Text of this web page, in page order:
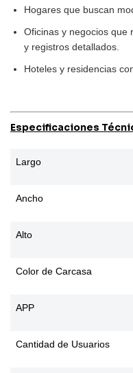
Hogares que buscan
Oficinas y negocios que
y registros detallados.
Hoteles y residencias
Especificaciones
Largo
Ancho
Alto
Color de Carcasa
APP
Cantidad de Usuarios